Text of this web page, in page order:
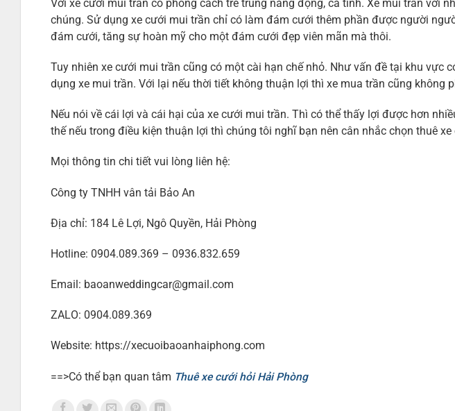
Với xe cưới mui trần có phong cách trẻ trung năng động, cá tính. Xe mui trần với
chúng. Sử dụng xe cưới mui trần chỉ có làm đám cưới thêm phần được người
đám cưới, tăng sự hoàn mỹ cho một đám cưới đẹp viên mãn mà thôi.
Tuy nhiên xe cưới mui trần cũng có một cài hạn chế nhỏ. Như vấn đề tại khu vực
dụng xe mui trần. Với lại nếu thời tiết không thuận lợi thì xe mua trần cũng không
Nếu nói về cái lợi và cái hại của xe cưới mui trần. Thì có thể thấy lợi được hơn
thế nếu trong điều kiện thuận lợi thì chúng tôi nghĩ bạn nên cân nhắc chọn thuê
Mọi thông tin chi tiết vui lòng liên hệ:
Công ty TNHH vân tải Bảo An
Địa chỉ: 184 Lê Lợi, Ngô Quyền, Hải Phòng
Hotline: 0904.089.369 – 0936.832.659
Email: baoanweddingcar@gmail.com
ZALO: 0904.089.369
Website: https://xecuoibaoanhaiphong.com
==>Có thể bạn quan tâm Thuê xe cưới hỏi Hải Phòng